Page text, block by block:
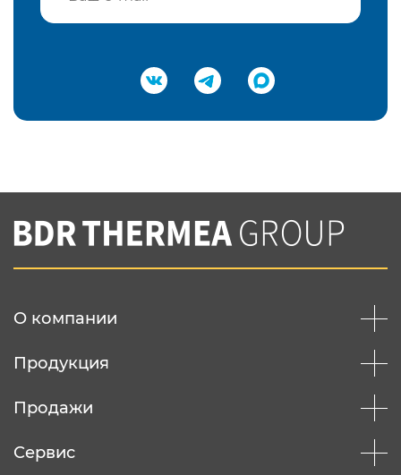
Подтвердить e-mail
Вы соглашаетесь с нашей политикой
конфеденциальности
О компании
Продукция
Продажи
Сервис